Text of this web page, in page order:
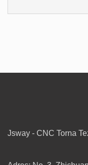
Jsway - CNC Torna